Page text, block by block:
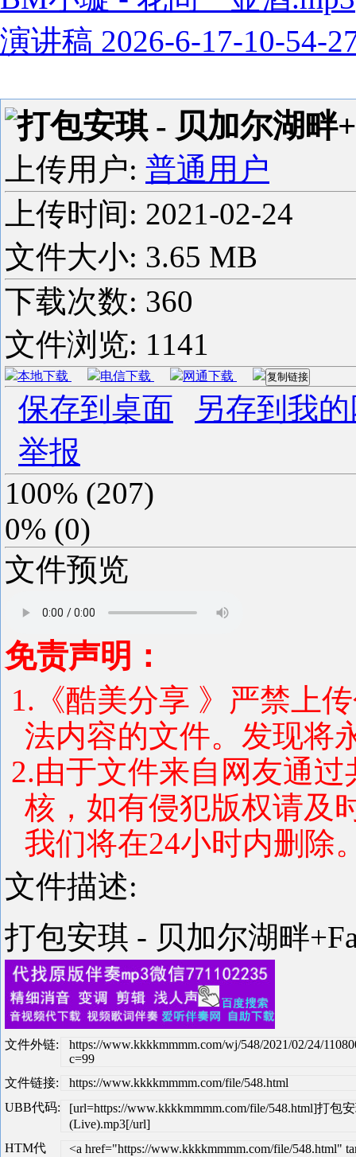
演讲稿 2026-6-17-10-54-
打包安琪 - 贝加尔湖畔
上传用户: 普通用户
上传时间: 2021-02-24
文件大小: 3.65 MB
下载次数: 360
文件浏览: 1141
本地下载 电信下载 网通下载 复制链接
保存到桌面
另存到我
举报
100% (207)
0% (0)
文件预览
免责声明：
1.《酷美分享 》严禁上
法内容的文件。发现将
2.由于文件来自网友通
核，如有侵犯版权请及
我们将在24小时内删除
文件描述:
打包安琪 - 贝加尔湖畔
文件外链:
https://www.kkkkmmmm.com/wj/548/2021/02/24/
c=99
文件链接:
https://www.kkkkmmmm.com/file/548.html
UBB代码:
[url=https://www.kkkkmmmm.com/file/548.html]打包
(Live).mp3[/url]
HTM代
<a href="https://www.kkkkmmmm.com/file/548.html"